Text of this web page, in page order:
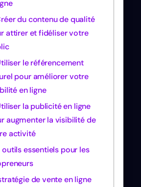
du contenu de qualité
attirer et fidéliser votre
le référencement
pour améliorer votre
en ligne
la publicité en ligne
augmenter la visibilité de
activité
outils essentiels pour les
de vente en ligne